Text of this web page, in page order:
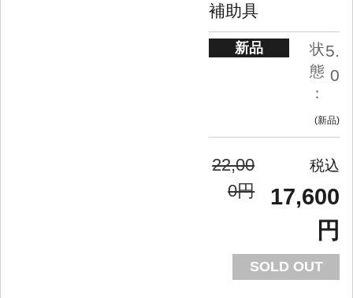
補助具
新品
状
態
：
5.
0
新品
22,00
0円
17,600
円
SOLD OUT